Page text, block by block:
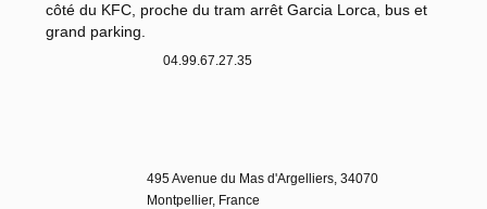
côté du KFC, proche du tram arrêt Garcia Lorca, bus et
grand parking.
04.99.67.27.35
495 Avenue du Mas d'Argelliers, 34070
Montpellier, France